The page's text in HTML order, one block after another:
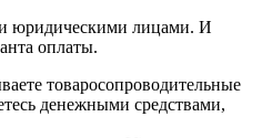
юридическими лицами. И
оплаты.
товаросопроводительные
денежными средствами,